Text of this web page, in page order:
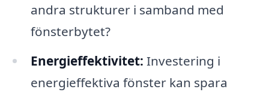
andra strukturer i samband med
fönsterbytet?
Energieffektivitet: Investering i
energieffektiva fönster kan spara